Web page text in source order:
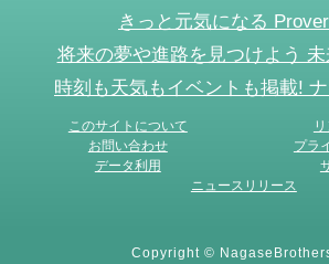
きっと元気になる
将来の夢や進路を見つけよう 未
時刻も天気もイベントも掲載!
このサイトについて
お問い合わせ
プラ
データ利用
ニュースリリース
Copyright ©